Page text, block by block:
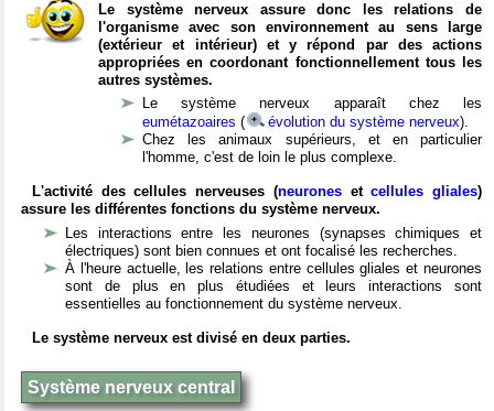
Le système nerveux assure donc les relations de
l'organisme avec son environnement au sens large
(extérieur et intérieur) et y répond par des actions
appropriées en coordonant fonctionnellement tous les
autres systèmes.
Le système nerveux apparaît chez les
eumétazoaires ( évolution du système nerveux).
Chez les animaux supérieurs, et en particulier
l'homme, c'est de loin le plus complexe.
L'activité des cellules nerveuses (neuronesetcellules gliales)
assure les différentes fonctions du système nerveux.
Les interactions entre les neurones (synapses chimiques et
électriques) sont bien connues et ont focalisé les recherches.
À l'heure actuelle, les relations entre cellules gliales et neurones
sont de plus en plus étudiées et leurs interactions sont
essentielles au fonctionnement du système nerveux.
Le système nerveux est divisé en deux parties.
Système nerveux central